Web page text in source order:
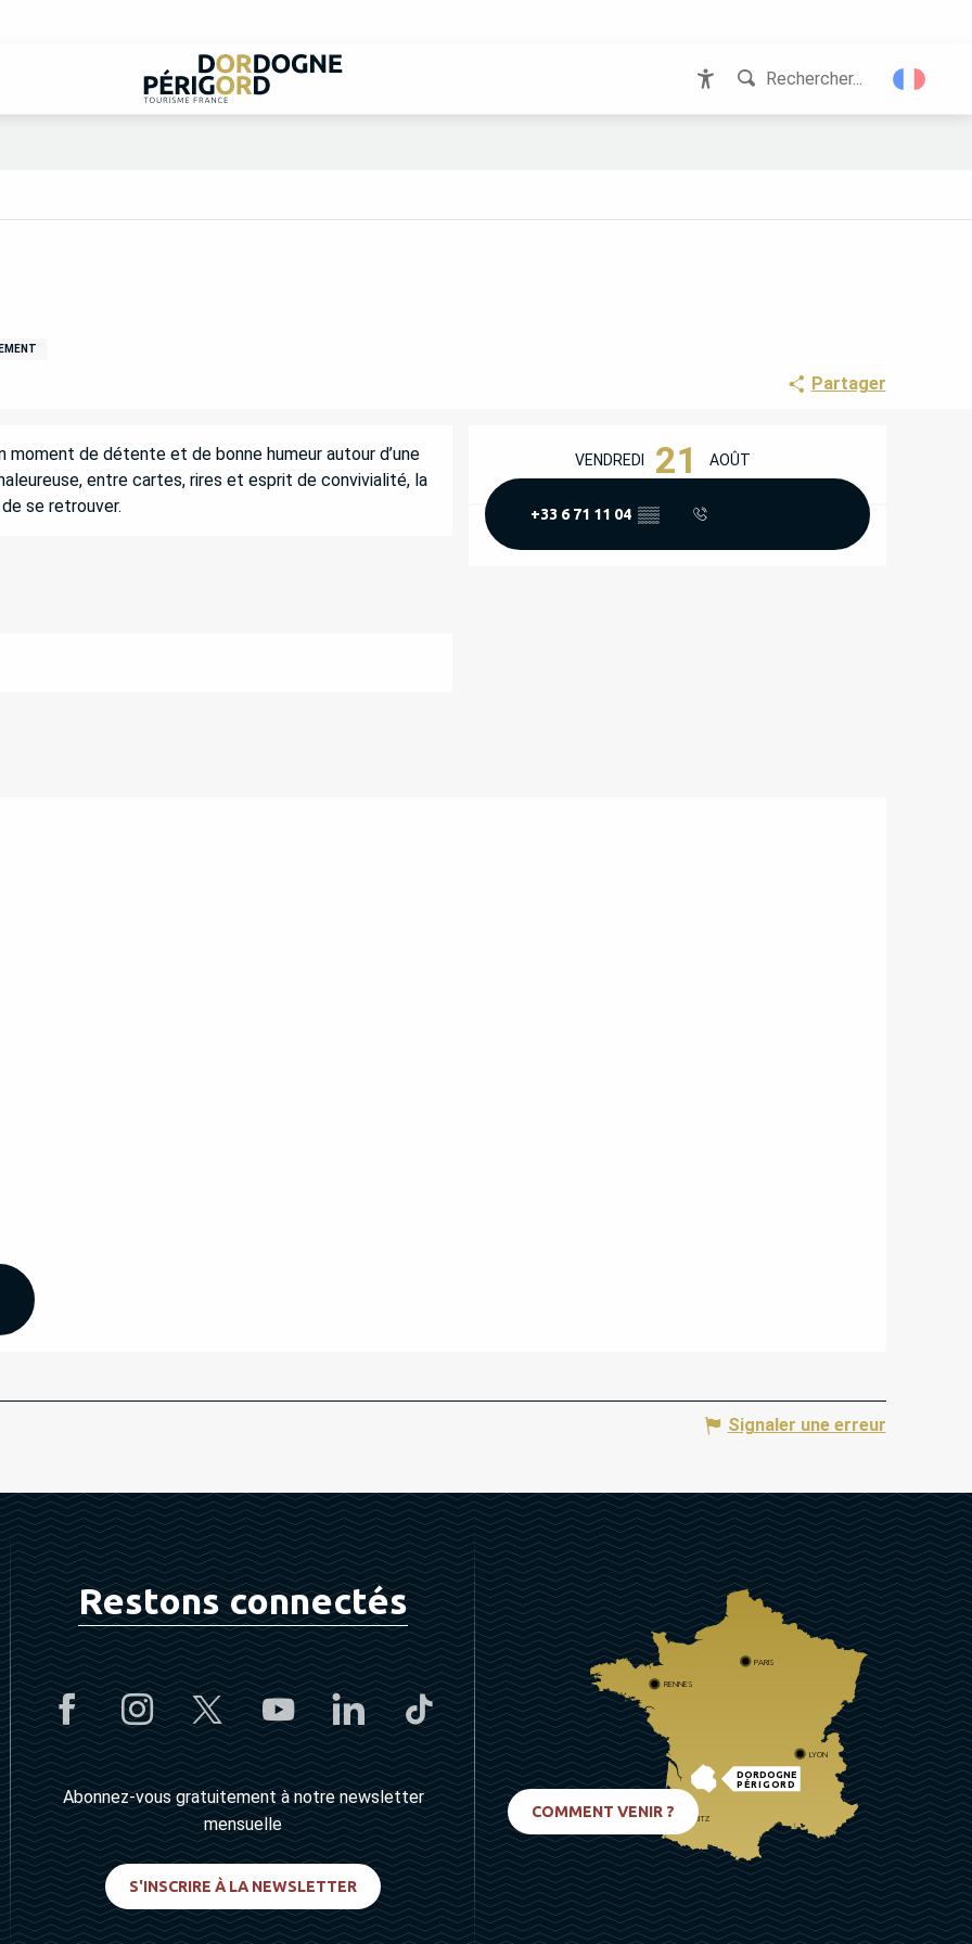
Rechercher...
Partager
OUVERTURE ET
VENDREDI 21 AOÛT
+33 6 71 11 04 ▒▒
de détente et de bonne humeur autour d’une
entre cartes, rires et esprit de convivialité, la
se retrouver.
Signaler une erreur
Restons connectés
Abonnez-vous gratuitement à notre newsletter
mensuelle
S'INSCRIRE À LA NEWSLETTER
DORDOGNE
PÉRIGORD
PARIS
RENNES
LYON
BIARRITZ
COMMENT VENIR ?